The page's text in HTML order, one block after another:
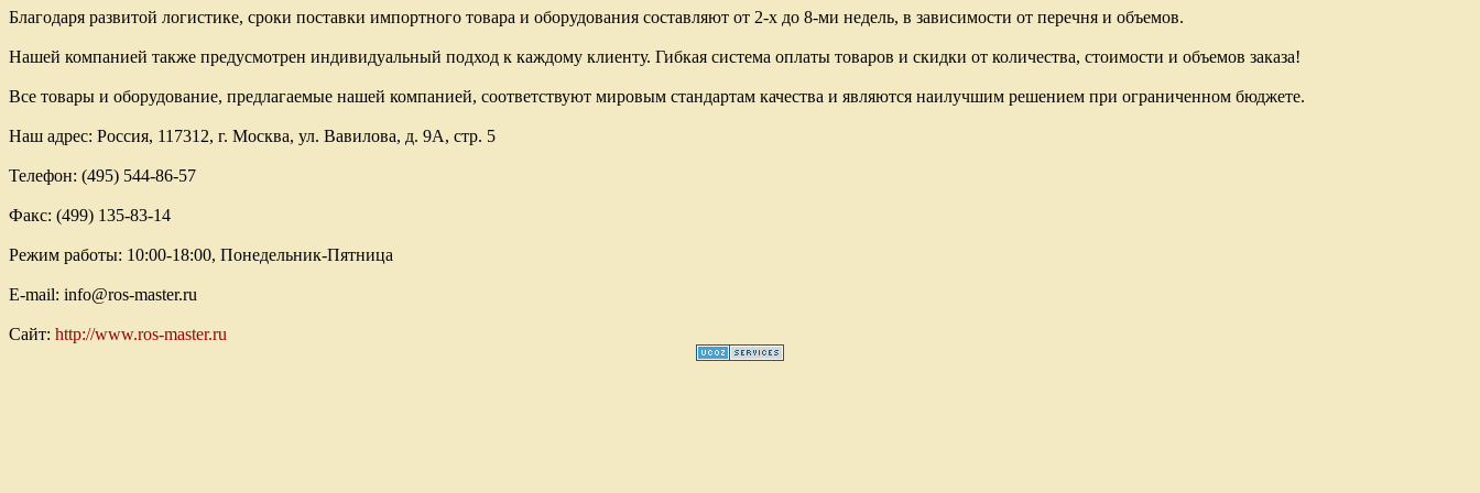
Благодаря развитой логистике, сроки поставки импортного товара и оборудования составляют от 2-х до 8-ми недель, в зависимости от перечня и объемов.
Нашей компанией также предусмотрен индивидуальный подход к каждому клиенту. Гибкая система оплаты товаров и скидки от количества, стоимости и объемов заказа!
Все товары и оборудование, предлагаемые нашей компанией, соответствуют мировым стандартам качества и являются наилучшим решением при ограниченном бюджете.
Наш адрес: Россия, 117312, г. Москва, ул. Вавилова, д. 9А, стр. 5
Телефон: (495) 544-86-57
Факс: (499) 135-83-14
Режим работы: 10:00-18:00, Понедельник-Пятница
E-mail: info@ros-master.ru
Сайт: http://www.ros-master.ru